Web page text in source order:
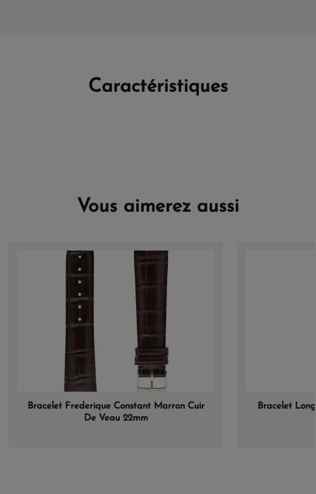
Caractéristiques
Vous aimerez aussi
Bracelet Frederique Constant Marron Cuir
De Veau 22mm
Bracelet